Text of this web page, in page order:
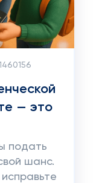
— это
подать
шанс.